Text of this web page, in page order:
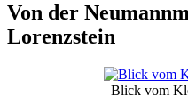
Von der
Lorenzstein
Blick vom